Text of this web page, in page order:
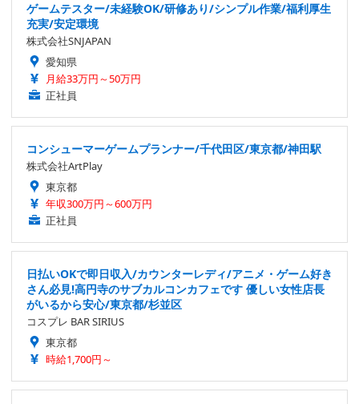
ゲームテスター/未経験OK/研修あり/シンプル作業/福利厚生
充実/安定環境
株式会社SNJAPAN
愛知県
月給33万円～50万円
正社員
コンシューマーゲームプランナー/千代田区/東京都/神田駅
株式会社ArtPlay
東京都
年収300万円～600万円
正社員
日払いOKで即日収入/カウンターレディ/アニメ・ゲーム好き
さん必見!高円寺のサブカルコンカフェです 優しい女性店長
がいるから安心/東京都/杉並区
コスプレ BAR SIRIUS
東京都
時給1,700円～